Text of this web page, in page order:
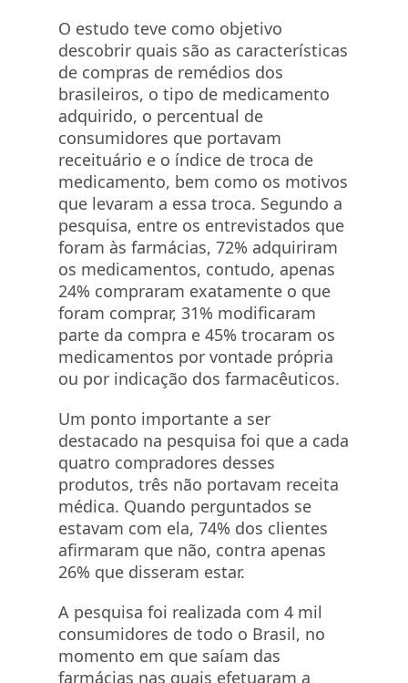
O estudo teve como objetivo
descobrir quais são as características
de compras de remédios dos
brasileiros, o tipo de medicamento
adquirido, o percentual de
consumidores que portavam
receituário e o índice de troca de
medicamento, bem como os motivos
que levaram a essa troca. Segundo a
pesquisa, entre os entrevistados que
foram às farmácias, 72% adquiriram
os medicamentos, contudo, apenas
24% compraram exatamente o que
foram comprar, 31% modificaram
parte da compra e 45% trocaram os
medicamentos por vontade própria
ou por indicação dos farmacêuticos.
Um ponto importante a ser
destacado na pesquisa foi que a cada
quatro compradores desses
produtos, três não portavam receita
médica. Quando perguntados se
estavam com ela, 74% dos clientes
afirmaram que não, contra apenas
26% que disseram estar.
A pesquisa foi realizada com 4 mil
consumidores de todo o Brasil, no
momento em que saíam das
farmácias nas quais efetuaram a